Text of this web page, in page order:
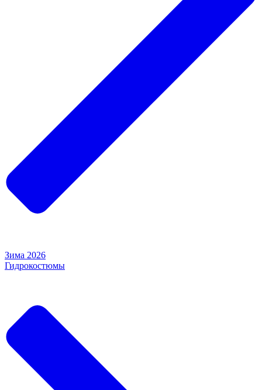
Зима 2026
Гидрокостюмы